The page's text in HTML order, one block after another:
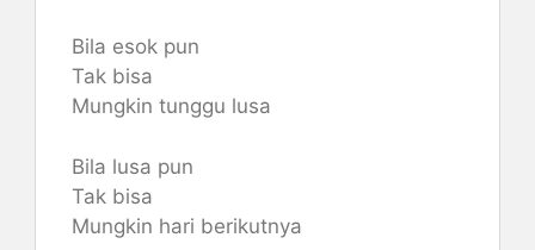
Bila esok pun
Tak bisa
Mungkin tunggu lusa
Bila lusa pun
Tak bisa
Mungkin hari berikutnya